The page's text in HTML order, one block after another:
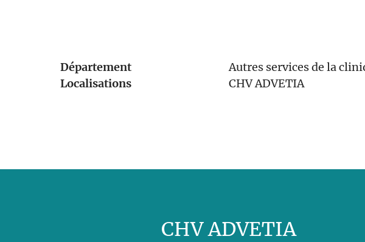
Département
Autres services de la
Localisations
CHV ADVETIA
CHV ADVETIA